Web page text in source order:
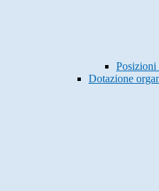
Posizioni
Dotazione